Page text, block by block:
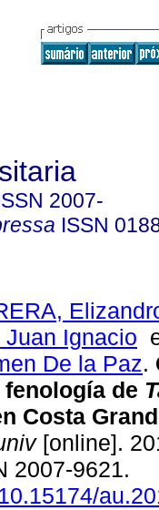
2007-
ISSN
Juan Ignacio
De la Paz.
de
Costa
[online].
2007-9621.